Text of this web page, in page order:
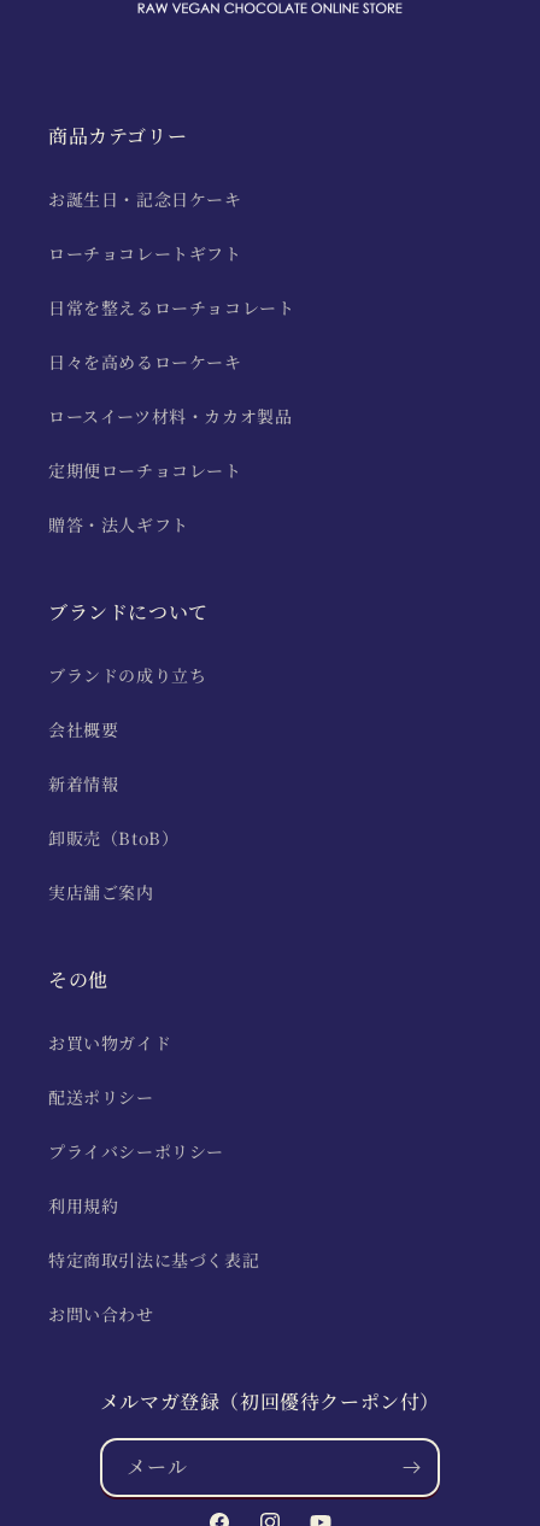
商品カテゴリー
お誕生日・記念日ケーキ
ローチョコレートギフト
日常を整えるローチョコレート
日々を高めるローケーキ
ロースイーツ材料・カカオ製品
定期便ローチョコレート
贈答・法人ギフト
ブランドについて
ブランドの成り立ち
会社概要
新着情報
卸販売（BtoB）
実店舗ご案内
その他
お買い物ガイド
配送ポリシー
プライバシーポリシー
利用規約
特定商取引法に基づく表記
お問い合わせ
メルマガ登録（初回優待クーポン付）
メール